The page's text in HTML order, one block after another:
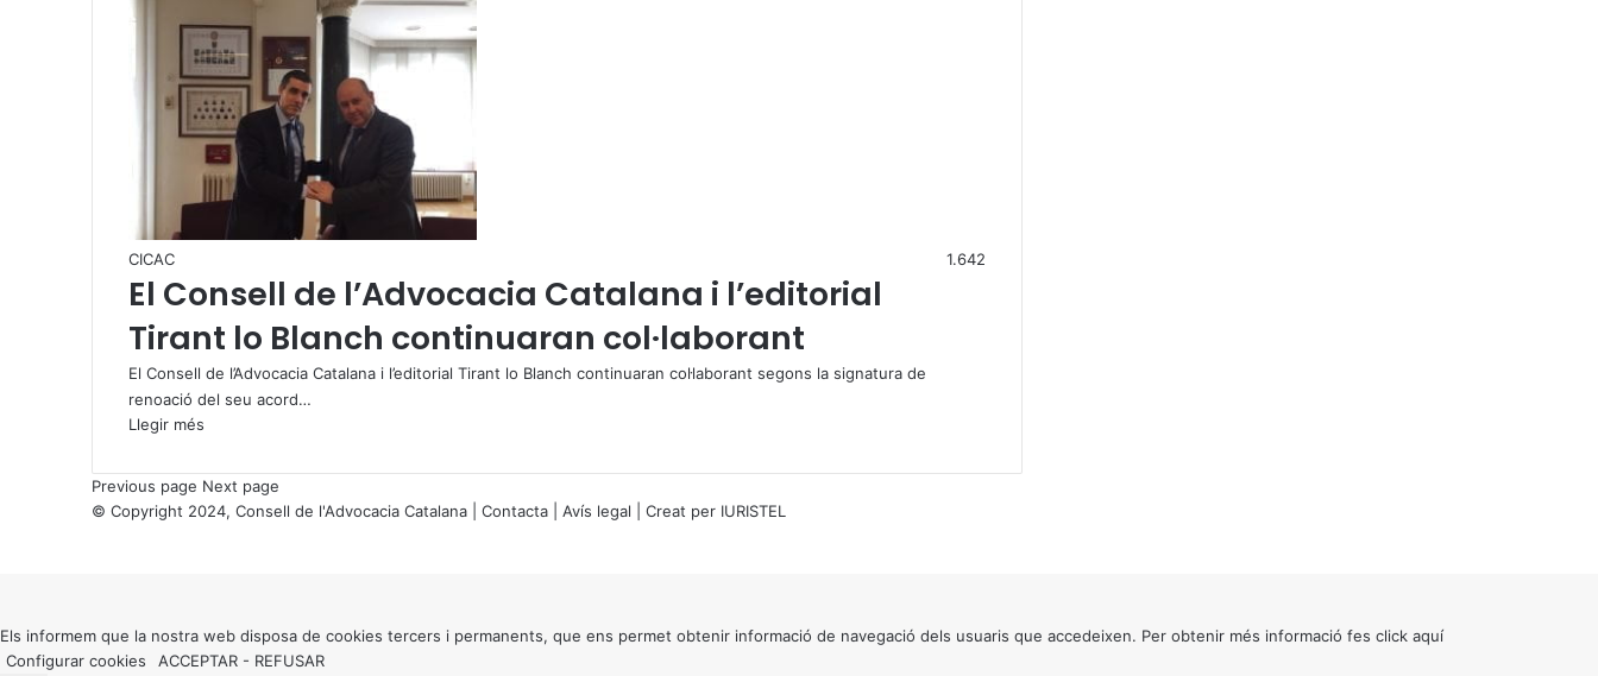
CICAC 1.642
El Consell de l’Advocacia Catalana i l’editorial
Tirant lo Blanch continuaran col·laborant
El Consell de l’Advocacia Catalana i l’editorial Tirant lo Blanch continuaran col·laborant segons la signatura de
renoació del seu acord…
Llegir més
Previous page Next page
© Copyright 2024, Consell de l'Advocacia Catalana | Contacta Avís legal | Creat per IURISTEL
button
Els informem que la nostra web disposa de cookies tercers i permanents, que ens permet obtenir informació de navegació dels usuaris que accedeixen. Per obtenir més informació fes click aquí
Configurar cookies
ACCEPTAR - REFUSAR